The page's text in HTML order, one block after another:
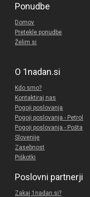
Ponudbe
Domov
Pretekle ponudbe
Želim si
O 1nadan.si
Kdo smo?
Kontaktiraj nas
Pogoji poslovanja
Pogoji poslovanja - Petrol
Pogoji poslovanja - Pošta
Slovenije
Zasebnost
Piškotki
Poslovni partnerji
Zakaj 1nadan.si?